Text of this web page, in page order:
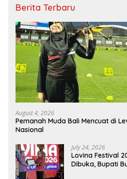
Berita Terbaru
August 4, 2026
Pemanah Muda Bali Mencuat di
Nasional
July 24, 2026
Lovina Festival
Dibuka, Bupati